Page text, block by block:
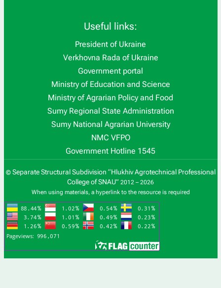
Useful links:
President of Ukraine
Verkhovna Rada of Ukraine
Government portal
Ministry of Education and Science
Ministry of Agrarian Policy and Food
Sumy Regional State Administration
Sumy National Agrarian University
NMC VFPO
Government Hotline 1545
© Separate Structural Subdivision “Hlukhiv Agrotechnical Professional
College of SNAU” 2012 – 2026
When using materials, a hyperlink to the resource is required